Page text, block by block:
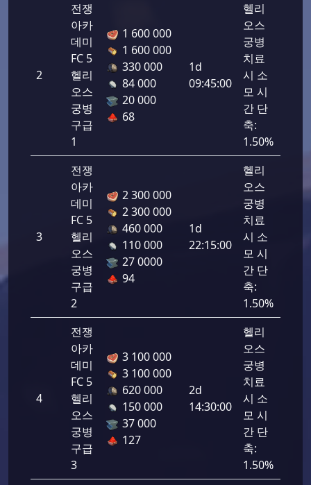
2
전쟁
아카
데미
FC 5
헬리
오스
궁병
구급
1
1 600 000
1 600 000
330 000
84 000
20 000
68
1d
09:45:00
헬리
오스
궁병
치료
시 소
모 시
간 단
축:
1.50%
3
전쟁
아카
데미
FC 5
헬리
오스
궁병
구급
2
2 300 000
2 300 000
460 000
110 000
27 0000
94
1d
22:15:00
헬리
오스
궁병
치료
시 소
모 시
간 단
축:
1.50%
4
전쟁
아카
데미
FC 5
헬리
오스
궁병
구급
3
3 100 000
3 100 000
620 000
150 000
37 000
127
2d
14:30:00
헬리
오스
궁병
치료
시 소
모 시
간 단
축:
1.50%